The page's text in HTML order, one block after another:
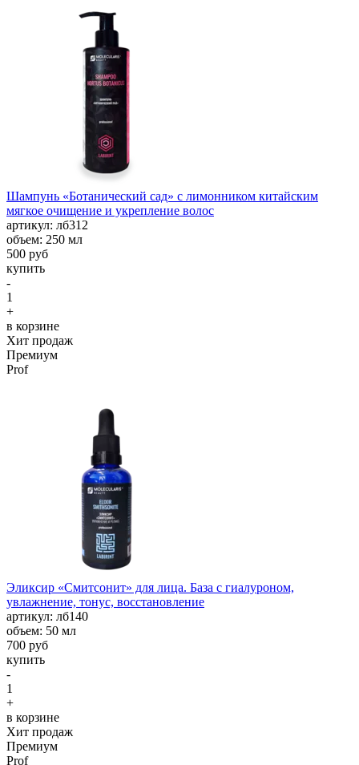
Шампунь «Ботанический сад» с лимонником китайским
мягкое очищение и укрепление волос
aртикул: лб312
объем: 250 мл
500 руб
купить
-
1
+
в корзине
Хит продаж
Премиум
Prof
Эликсир «Смитсонит» для лица. База с гиалуроном,
увлажнение, тонус, восстановление
aртикул: лб140
объем: 50 мл
700 руб
купить
-
1
+
в корзине
Хит продаж
Премиум
Prof